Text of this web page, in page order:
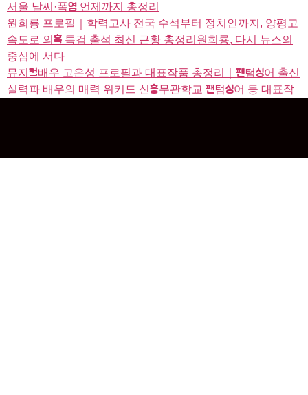
서울 날씨·폭염 언제까지 총정리
원희룡 프로필｜학력고사 전국 수석부터 정치인까지, 양평고
속도로 의혹 특검 출석 최신 근황 총정리원희룡, 다시 뉴스의
중심에 서다
뮤지컬배우 고은성 프로필과 대표작품 총정리｜팬텀싱어 출신
실력파 배우의 매력 위키드 신흥무관학교 팬텀싱어 등 대표작